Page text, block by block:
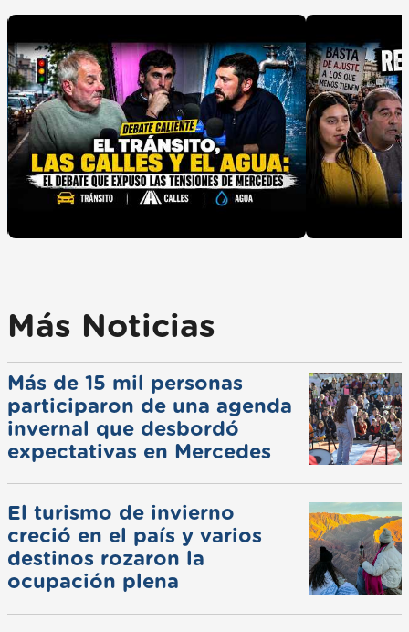
Más Noticias
Más de 15 mil personas
participaron de una agenda
invernal que desbordó
expectativas en Mercedes
El turismo de invierno
creció en el país y varios
destinos rozaron la
ocupación plena